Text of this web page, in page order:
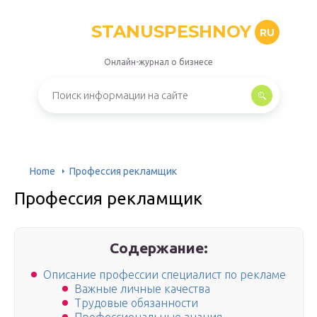
STANUSPESHNOY RU
Онлайн-журнал о бизнесе
Home Профессия рекламщик
Профессия рекламщик
Содержание:
Описание профессии специалист по рекламе
Важные личные качества
Трудовые обязанности